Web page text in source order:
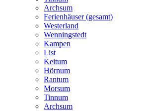
Archsum
Ferienhäuser (gesamt)
Westerland
Wenningstedt
Kampen
List
Keitum
Hörnum
Rantum
Morsum
Tinnum
Archsum